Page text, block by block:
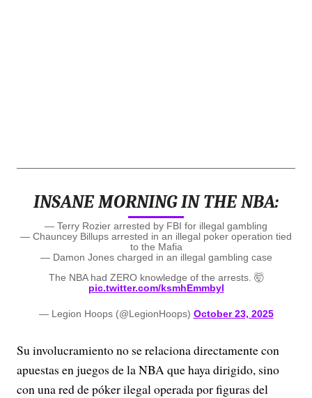
INSANE MORNING IN THE NBA:
— Terry Rozier arrested by FBI for illegal gambling
— Chauncey Billups arrested in an illegal poker operation tied
to the Mafia
— Damon Jones charged in an illegal gambling case
The NBA had ZERO knowledge of the arrests. 🤯
pic.twitter.com/ksmhEmmbyl
— Legion Hoops (@LegionHoops) October 23, 2025
Su involucramiento no se relaciona directamente con
apuestas en juegos de la NBA que haya dirigido, sino
con una red de póker ilegal operada por figuras del